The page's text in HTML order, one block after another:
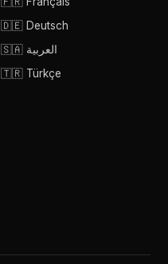
🇩🇪 Deutsch
🇸🇦 العربية
🇹🇷 Türkçe